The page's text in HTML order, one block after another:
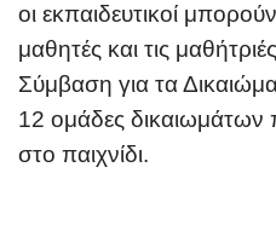
οι εκπαιδευτικοί
μαθητές και τις
Σύμβαση για τα
12 ομάδες δικαιωμάτων
στο παιχνίδι.